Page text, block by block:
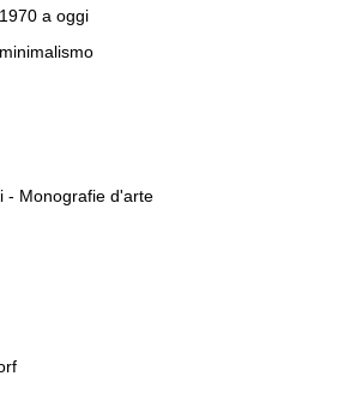
a oggi
- Monografie d'arte